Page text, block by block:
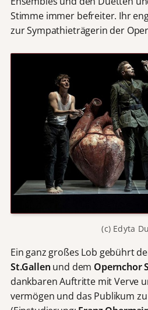
Stimme immer befreiter. Ihr
zur Sympathieträgerin der
(c) Edyta
Ein ganz großes Lob gebührt
St.Gallenund dem Opernchor
dankbaren Auftritte mit Verve
vermögen und das Publikum